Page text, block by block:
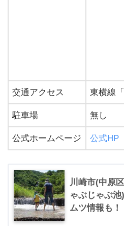
交通アクセス 東横線
駐車場 無し
公式ホームページ 公式HP
川崎市(中原
ゃぶじゃぶ
ムツ情報も！